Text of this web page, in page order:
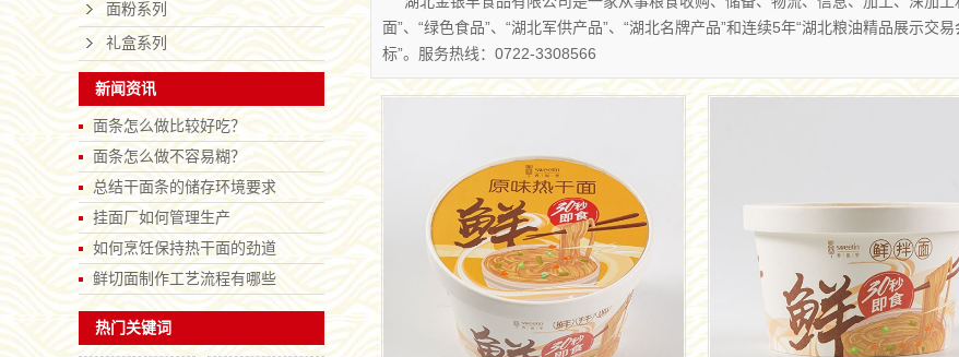
面粉系列
礼盒系列
新闻资讯
面条怎么做比较好吃？
面条怎么做不容易糊？
总结干面条的储存环境要求
挂面厂如何管理生产
如何烹饪保持热干面的劲道
鲜切面制作工艺流程有哪些
热门关键词
面”、“绿色食品”、“湖北军供产品”、“湖北名牌产品”和连续5年“湖北粮油精品展示交
标”。服务热线：0722-3308566